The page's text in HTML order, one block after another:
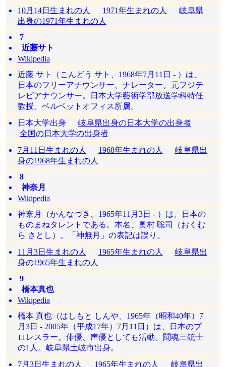
10月14日生まれの人
1971年生まれの人
岐阜県
出身の1971年生まれの人
7
近藤サト
Wikipedia
近藤 サト（こんどう サト、1968年7月11日 - ）は、
日本のフリーアナウンサー、ナレーター。元フジテ
レビアナウンサー。日本大学藝術学部放送学科特任
教授。ベルベットオフィス所属。
日本大学出身 岐阜県出身の日本大学の出身者
全国の日本大学の出身者
7月11日生まれの人
1968年生まれの人
岐阜県出
身の1968年生まれの人
8
神奈月
Wikipedia
神奈月（かんなづき、1965年11月3日 - ）は、日本の
ものまねタレントである。本名、奥村 聡司（おくむ
ら さとし）。「神無月」の表記は誤り。
11月3日生まれの人
1965年生まれの人
岐阜県出
身の1965年生まれの人
9
橋本真也
Wikipedia
橋本 真也（はしもと しんや、1965年（昭和40年）7
月3日 - 2005年（平成17年）7月11日）は、日本のプ
ロレスラー。俳優、声優としても活動。闘魂三銃士
の1人。岐阜県土岐市出身。
7月3日生まれの人
1965年生まれの人 岐阜県出